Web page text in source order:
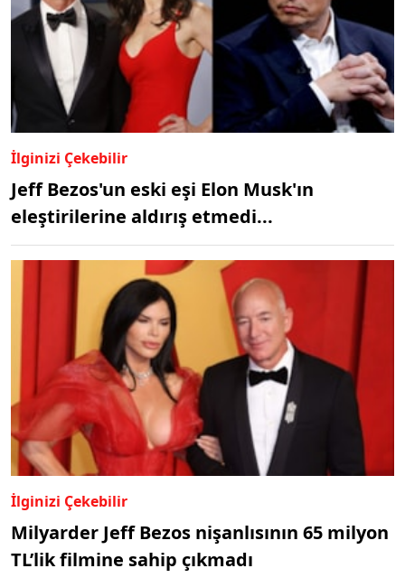
İlginizi Çekebilir
Jeff Bezos'un eski eşi Elon Musk'ın
eleştirilerine aldırış etmedi...
İlginizi Çekebilir
Milyarder Jeff Bezos nişanlısının 65 milyon
TL’lik filmine sahip çıkmadı